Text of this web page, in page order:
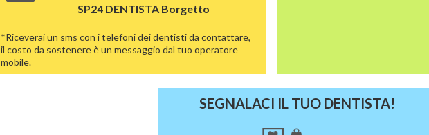
SP24 DENTISTA Borgetto
*Riceverai un sms con i telefoni dei dentisti da contattare,
il costo da sostenere è un messaggio dal tuo operatore
mobile.
SEGNALACI IL TUO DENTISTA!